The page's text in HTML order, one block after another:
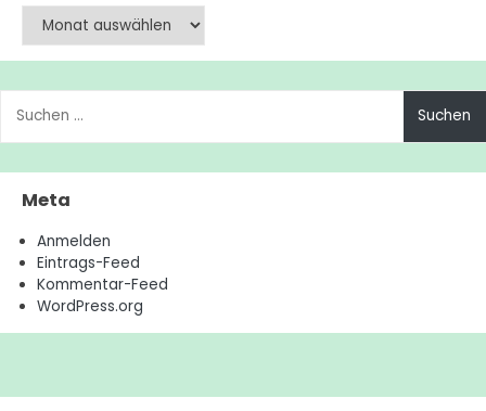
Archiv
nach:
Meta
Anmelden
Eintrags-Feed
Kommentar-Feed
WordPress.org